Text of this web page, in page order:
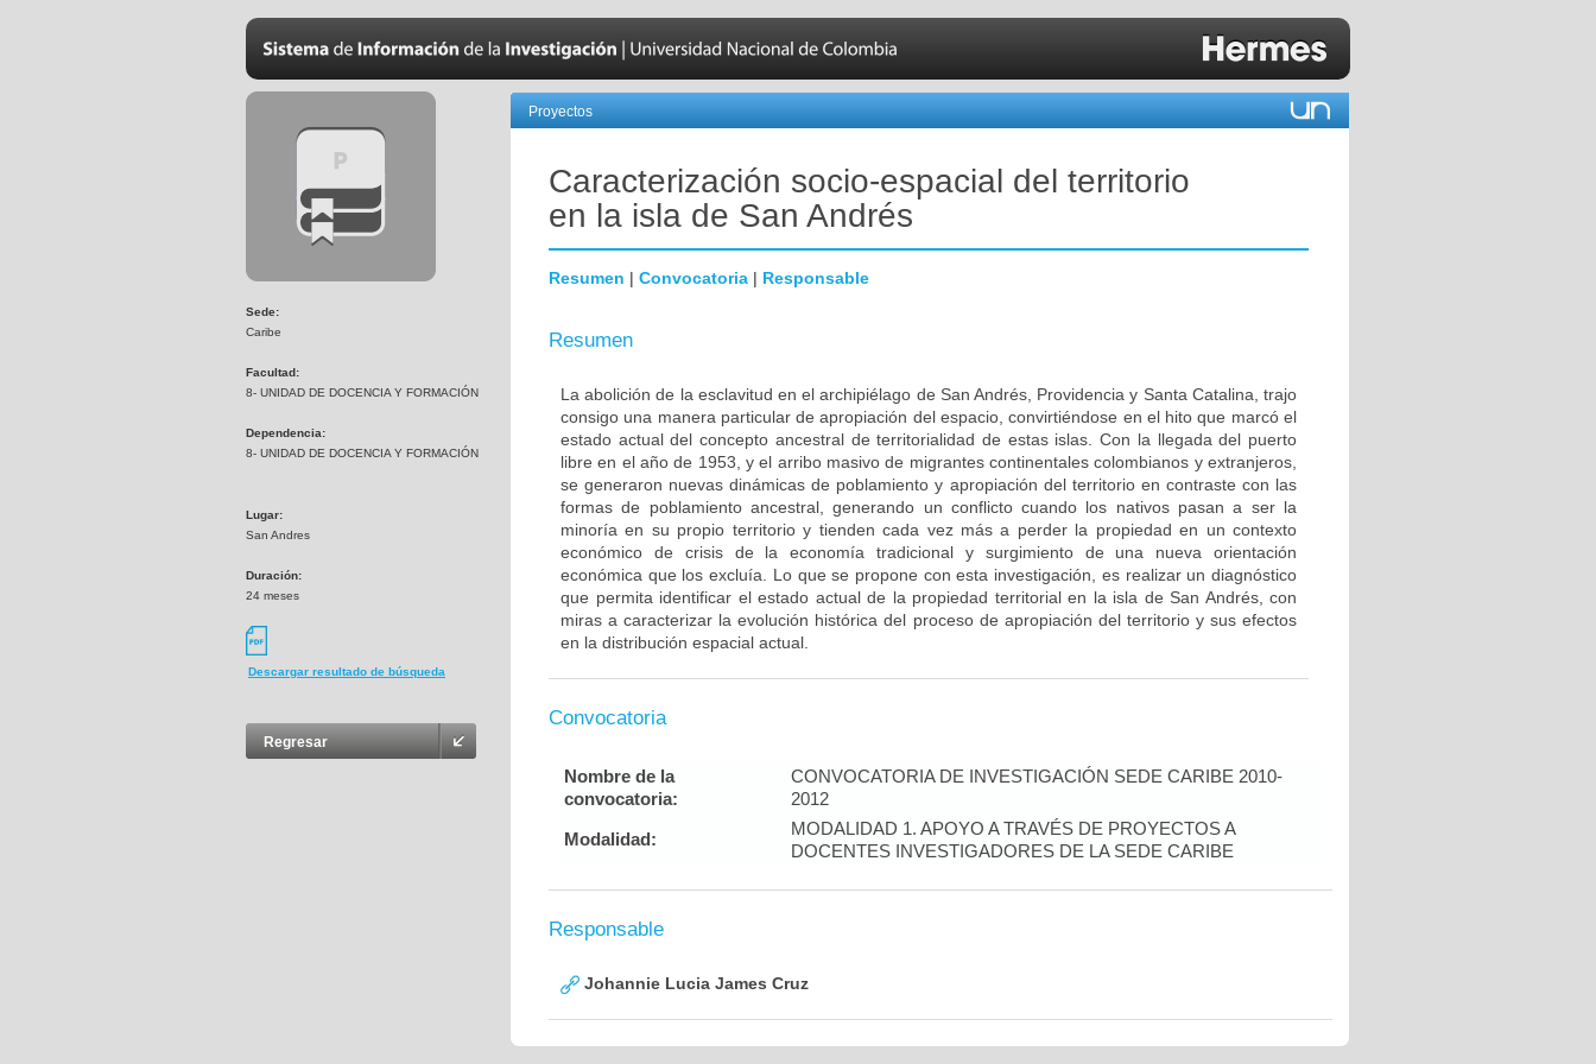
Sede:
Caribe
Facultad:
8- UNIDAD DE DOCENCIA Y FORMACIÓN
Dependencia:
8- UNIDAD DE DOCENCIA Y FORMACIÓN
Lugar:
San Andres
Duración:
24 meses
Descargar resultado de búsqueda
Regresar
Proyectos
Caracterización socio-espacial del territorio
en la isla de San Andrés
Resumen | Convocatoria | Responsable
Resumen
La abolición de la esclavitud en el archipiélago de San Andrés, Providencia y Santa Catalina, trajo
consigo una manera particular de apropiación del espacio, convirtiéndose en el hito que marcó el
estado actual del concepto ancestral de territorialidad de estas islas. Con la llegada del puerto
libre en el año de 1953, y el arribo masivo de migrantes continentales colombianos y extranjeros,
se generaron nuevas dinámicas de poblamiento y apropiación del territorio en contraste con las
formas de poblamiento ancestral, generando un conflicto cuando los nativos pasan a ser la
minoría en su propio territorio y tienden cada vez más a perder la propiedad en un contexto
económico de crisis de la economía tradicional y surgimiento de una nueva orientación
económica que los excluía. Lo que se propone con esta investigación, es realizar un diagnóstico
que permita identificar el estado actual de la propiedad territorial en la isla de San Andrés, con
miras a caracterizar la evolución histórica del proceso de apropiación del territorio y sus efectos
en la distribución espacial actual.
Convocatoria
Nombre de la
convocatoria:
CONVOCATORIA DE INVESTIGACIÓN SEDE CARIBE 2010-
2012
Modalidad:
MODALIDAD 1. APOYO A TRAVÉS DE PROYECTOS A
DOCENTES INVESTIGADORES DE LA SEDE CARIBE
Responsable
Johannie Lucia James Cruz